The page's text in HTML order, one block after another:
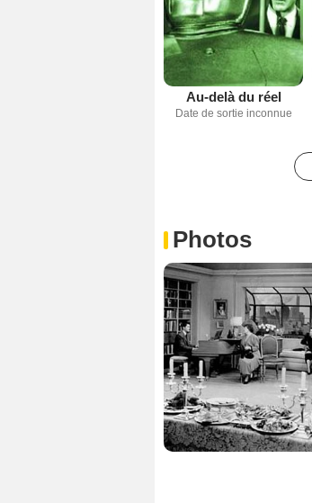
Au-delà du réel
Date de sortie inconnue
Photos